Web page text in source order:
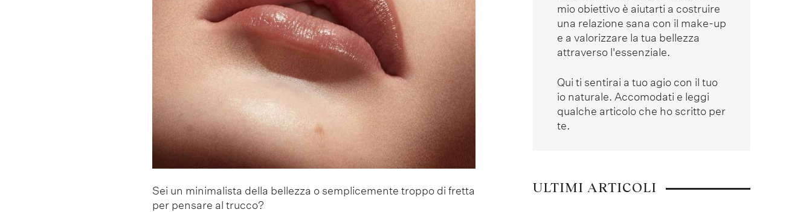
Sei un minimalista della bellezza o semplicemente troppo di fretta
per pensare al trucco?
mio obiettivo è aiutarti a costruire
una relazione sana con il make-up
e a valorizzare la tua bellezza
attraverso l'essenziale.
Qui ti sentirai a tuo agio con il tuo
io naturale. Accomodati e leggi
qualche articolo che ho scritto per
te.
ULTIMI ARTICOLI